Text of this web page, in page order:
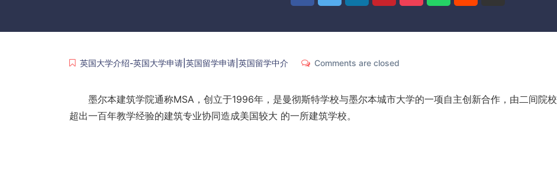
英国大学介绍-英国大学申请|英国留学申请|英国留学中介 Comments are closed
墨尔本建筑学院通称MSA，创立于1996年，是曼彻斯特学校与墨尔本城市大学的一项自主创新合作，由二间院校
超出一百年教学经验的建筑专业协同造成美国较大 的一所建筑学校。